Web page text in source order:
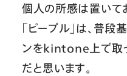
個人の所感は置いて
「ピープル」は、普
ンをkintone上で取
だと思います。